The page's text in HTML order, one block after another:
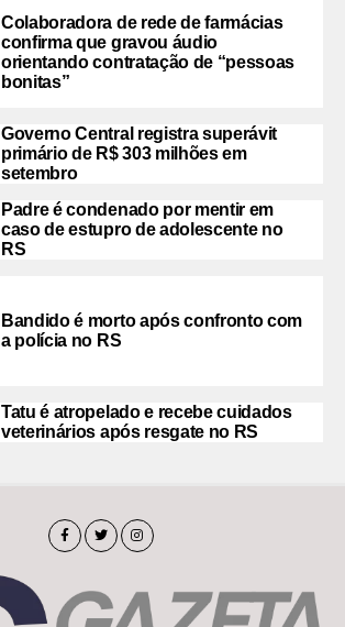
Colaboradora de rede de farmácias
confirma que gravou áudio
orientando contratação de “pessoas
bonitas”
Governo Central registra superávit
primário de R$ 303 milhões em
setembro
Padre é condenado por mentir em
caso de estupro de adolescente no
RS
Bandido é morto após confronto com
a polícia no RS
Tatu é atropelado e recebe cuidados
veterinários após resgate no RS